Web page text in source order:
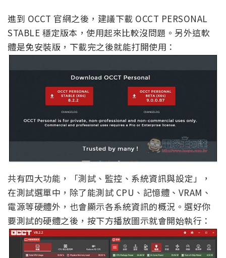
進到 OCCT 官網之後，建議下載 OCCT PERSONAL
STABLE 穩定版本，使用起來比較沒問題。另外這軟
體是免安裝版，下載完之後就能打開使用：
共有四大功能，「測試、監控、系統資訊與設定」，
在測試選單中，除了能測試 CPU、記憶體、VRAM、
電源等硬體外，也會顯示各系統資訊的概況。選好你
要測試的硬體之後，按下方播放圖示就會開始執行：